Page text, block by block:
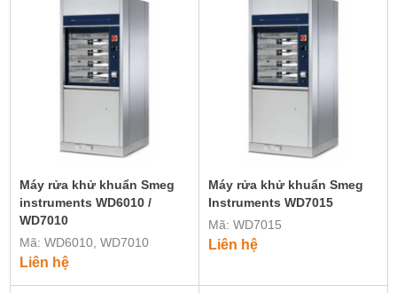
Máy rửa khử khuẩn Smeg
instruments WD6010 /
WD7010
Mã: WD6010, WD7010
Liên hệ
Máy rửa khử khuẩn Smeg
Instruments WD7015
Mã: WD7015
Liên hệ